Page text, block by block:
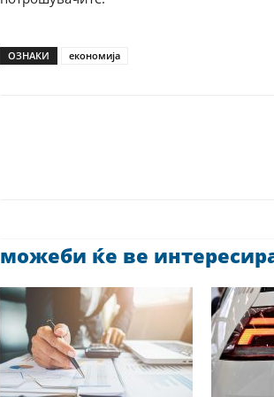
ОЗНАКИ економија
можеби ќе ве